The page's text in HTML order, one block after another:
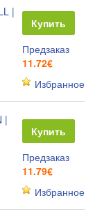
|
Купить
Предзаказ
11.72€
Избранное
|
Купить
Предзаказ
11.79€
Избранное